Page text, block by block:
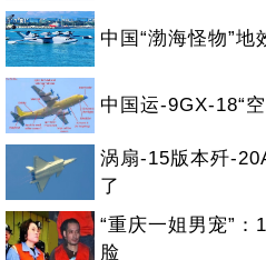
中国“渤海怪物”
中国运-9GX-18“
涡扇-15版本歼-
了
“重庆一姐男宠”
脸